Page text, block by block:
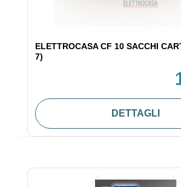
ELETTROCASA CF 10 SACCHI
7)
DETTAGLI